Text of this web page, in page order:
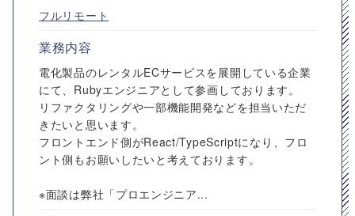
フルリモート
業務内容
電化製品のレンタルECサービスを展開している企業
にて、Rubyエンジニアとして参画しております。
リファクタリングや一部機能開発などを担当いただ
きたいと思います。
フロントエンド側がReact/TypeScriptになり、フロ
ント側もお願いしたいと考えております。
※面談は弊社「プロエンジニア...